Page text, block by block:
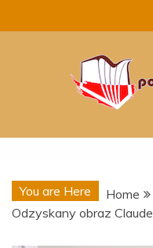
to
You are Here Home
Odzyskany obraz Claude